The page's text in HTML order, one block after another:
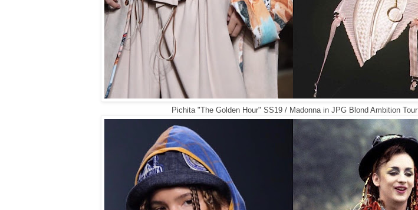
Pichita "The Golden Hour" SS19 / Madonna in JPG Blond Ambition Tour